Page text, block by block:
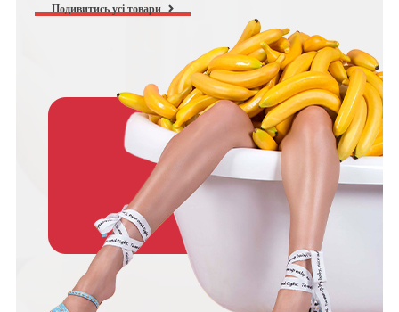
Подивитись усі товари